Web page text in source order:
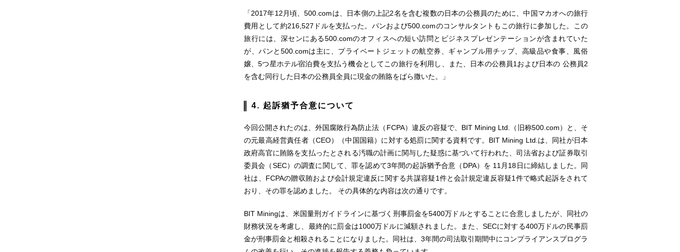
「2017年12月頃、500.comは、日本側の上記2名を含む複数の日本の公務員のために、中国マカオへの旅行
費用として約216,527ドルを支払った。パンおよび500.comのコンサルタントもこの旅行に参加した。この
旅行には、深センにある500.comのオフィスへの短い訪問とビジネスプレゼンテーションが含まれていた
が、パンと500.comは主に、プライベートジェットの航空券、ギャンブル用チップ、高級品や食事、風俗
嬢、5つ星ホテル宿泊費を支払う機会としてこの旅行を利用し、また、日本の公務員1および日本の 公務員2
を含む同行した日本の公務員全員に現金の賄賂をばら撒いた。」
4. 起訴猶予合意について
今回公開されたのは、外国腐敗行為防止法（FCPA）違反の容疑で、BIT Mining Ltd.（旧称500.com）と、そ
の元最高経営責任者（CEO）（中国国籍）に対する処罰に関する資料です。BIT Mining Ltd.は、同社が日本
政府高官に賄賂を支払ったとされる汚職の計画に関与した疑惑に基づいて行われた、司法省および証券取引
委員会（SEC）の調査に関して、罪を認めて3年間の起訴猶予合意（DPA）を 11月18日に締結しました。同
社は、FCPAの贈収賄および会計規定違反に関する共謀容疑1件と会計規定違反容疑1件で略式起訴をされて
おり、その罪を認めました。 その具体的な内容は次の通りです。
BIT Miningは、米国量刑ガイドラインに基づく刑事罰金を5400万ドルとすることに合意しましたが、同社の
財務状況を考慮し、最終的に罰金は1000万ドルに減額されました。また、SECに対する400万ドルの民事罰
金が刑事罰金と相殺されることになりました。同社は、3年間の司法取引期間中にコンプライアンスプログラ